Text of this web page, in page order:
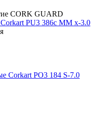
CORK GUARD
PU3 386c MM x-3.0